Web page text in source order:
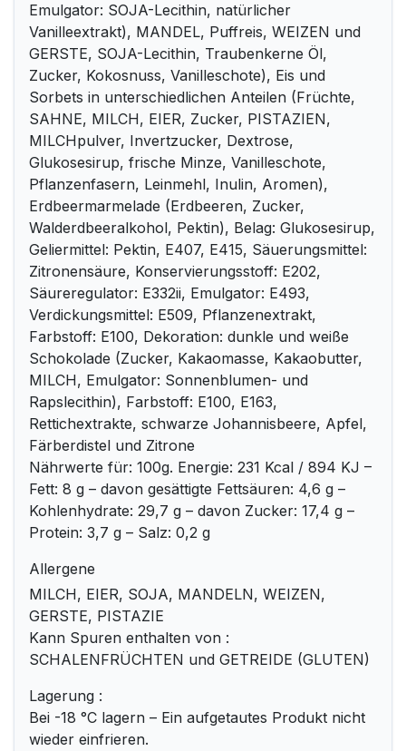
Emulgator: SOJA-Lecithin, natürlicher
Vanilleextrakt), MANDEL, Puffreis, WEIZEN und
GERSTE, SOJA-Lecithin, Traubenkerne Öl,
Zucker, Kokosnuss, Vanilleschote), Eis und
Sorbets in unterschiedlichen Anteilen (Früchte,
SAHNE, MILCH, EIER, Zucker, PISTAZIEN,
MILCHpulver, Invertzucker, Dextrose,
Glukosesirup, frische Minze, Vanilleschote,
Pflanzenfasern, Leinmehl, Inulin, Aromen),
Erdbeermarmelade (Erdbeeren, Zucker,
Walderdbeeralkohol, Pektin), Belag: Glukosesirup,
Geliermittel: Pektin, E407, E415, Säuerungsmittel:
Zitronensäure, Konservierungsstoff: E202,
Säureregulator: E332ii, Emulgator: E493,
Verdickungsmittel: E509, Pflanzenextrakt,
Farbstoff: E100, Dekoration: dunkle und weiße
Schokolade (Zucker, Kakaomasse, Kakaobutter,
MILCH, Emulgator: Sonnenblumen- und
Rapslecithin), Farbstoff: E100, E163,
Rettichextrakte, schwarze Johannisbeere, Apfel,
Färberdistel und Zitrone
Nährwerte für: 100g. Energie: 231 Kcal / 894 KJ –
Fett: 8 g – davon gesättigte Fettsäuren: 4,6 g –
Kohlenhydrate: 29,7 g – davon Zucker: 17,4 g –
Protein: 3,7 g – Salz: 0,2 g
Allergene
MILCH, EIER, SOJA, MANDELN, WEIZEN,
GERSTE, PISTAZIE
Kann Spuren enthalten von :
SCHALENFRÜCHTEN und GETREIDE (GLUTEN)
Lagerung :
Bei -18 °C lagern – Ein aufgetautes Produkt nicht
wieder einfrieren.